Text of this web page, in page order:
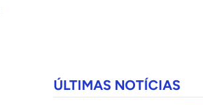
ÚLTIMAS NOTÍCIAS